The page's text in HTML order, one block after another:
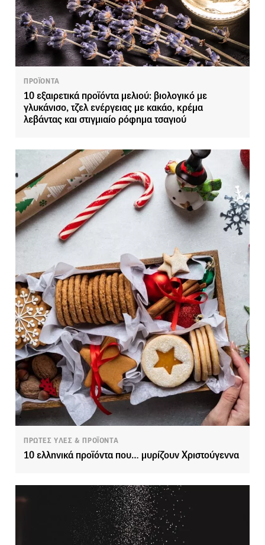
ΠΡΟΪΟΝΤΑ
10 εξαιρετικά προϊόντα μελιού: βιολογικό με
γλυκάνισο, τζελ ενέργειας με κακάο, κρέμα
λεβάντας και στιγμιαίο ρόφημα τσαγιού
ΠΡΩΤΕΣ ΥΛΕΣ & ΠΡΟΪΟΝΤΑ
10 ελληνικά προϊόντα που… μυρίζουν Χριστούγεννα